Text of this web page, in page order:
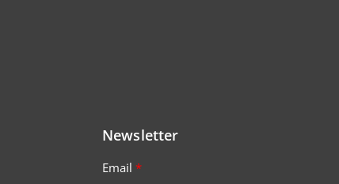
Newsletter
Email*